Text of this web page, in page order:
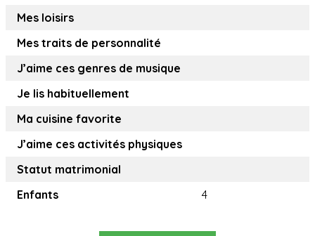
Mes loisirs
Mes traits de personnalité
J’aime ces genres de musique
Je lis habituellement
Ma cuisine favorite
J’aime ces activités physiques
Statut matrimonial
Enfants
4